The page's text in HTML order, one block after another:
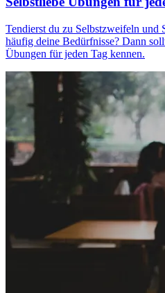
Tendierst du zu Selbstzweifeln und
häufig deine Bedürfnisse? Dann
Übungen für jeden Tag kennen.